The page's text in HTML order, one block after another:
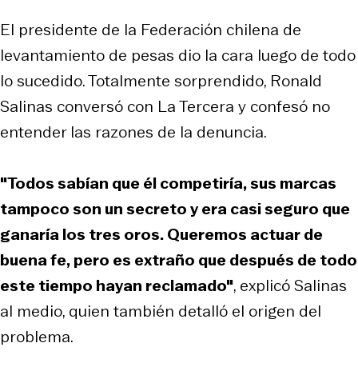
El presidente de la Federación chilena de
levantamiento de pesas dio la cara luego de todo
lo sucedido. Totalmente sorprendido, Ronald
Salinas conversó con La Tercera y confesó no
entender las razones de la denuncia.
"Todos sabían que él competiría, sus marcas
tampoco son un secreto y era casi seguro que
ganaría los tres oros. Queremos actuar de
buena fe, pero es extraño que después de todo
este tiempo hayan reclamado", explicó Salinas
al medio, quien también detalló el origen del
problema.